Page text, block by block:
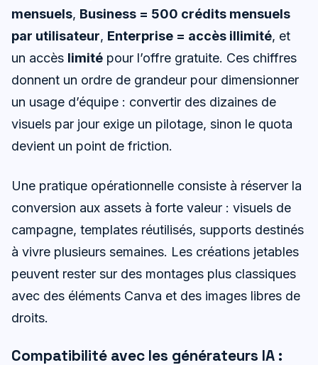
mensuels, Business = 500 crédits mensuels
par utilisateur, Enterprise = accès illimité, et
un accès limité pour l’offre gratuite. Ces chiffres
donnent un ordre de grandeur pour dimensionner
un usage d’équipe : convertir des dizaines de
visuels par jour exige un pilotage, sinon le quota
devient un point de friction.
Une pratique opérationnelle consiste à réserver la
conversion aux assets à forte valeur : visuels de
campagne, templates réutilisés, supports destinés
à vivre plusieurs semaines. Les créations jetables
peuvent rester sur des montages plus classiques
avec des éléments Canva et des images libres de
droits.
Compatibilité avec les générateurs IA :